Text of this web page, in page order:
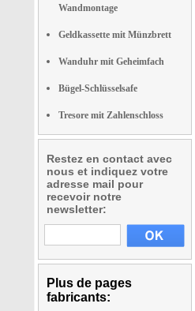
Wandmontage
Geldkassette mit Münzbrett
Wanduhr mit Geheimfach
Bügel-Schlüsselsafe
Tresore mit Zahlenschloss
Restez en contact avec
nous et indiquez votre
adresse mail pour
recevoir notre
newsletter:
Plus de pages
fabricants: